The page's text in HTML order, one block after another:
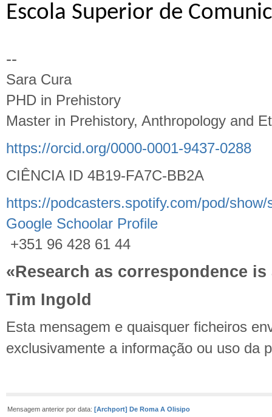
Escola Superior de
--
Sara Cura
PHD in Prehistory
Master in Prehistory, Anthropology and
https://orcid.org/0000-0001-9437-0288
CIÊNCIA ID 4B19-FA7C-BB2A
https://podcasters.spotify.com/pod/show/
Google Schoolar Profile
+351 96 428 61 44
«Research as correspondence
Tim Ingold
Esta mensagem e quaisquer ficheiros
exclusivamente a informação ou uso da
Mensagem anterior por data: [Archport] De Roma A Olisipo